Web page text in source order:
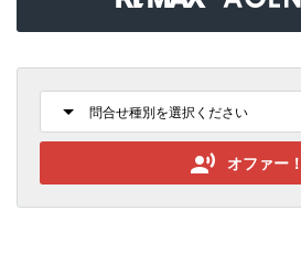
オファー！